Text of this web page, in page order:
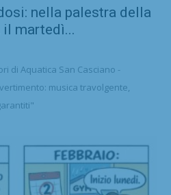
nella palestra della
il martedì...
di Aquatica San Casciano -
musica travolgente,